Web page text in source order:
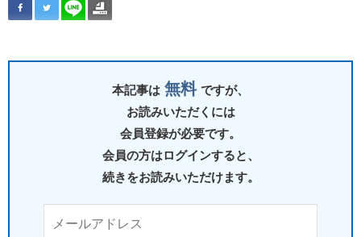
本記事は 無料 ですが、
お読みいただくには
会員登録が必要です。
会員の方はログインすると、
続きをお読みいただけます。